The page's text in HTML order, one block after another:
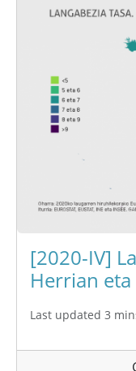
[2020-IV]
Herrian
Last updated 3